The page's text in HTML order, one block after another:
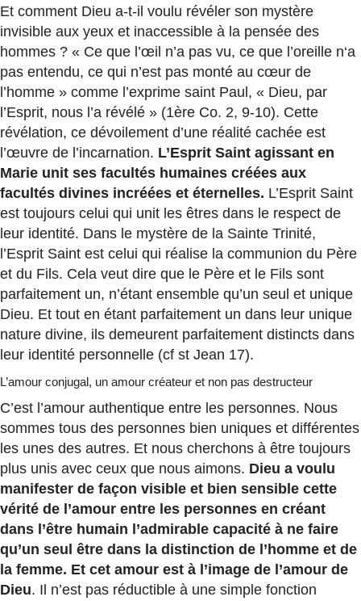
Et comment Dieu a-t-il voulu révéler son mystère
invisible aux yeux et inaccessible à la pensée des
hommes ? « Ce que l’œil n’a pas vu, ce que l’oreille n‘a
pas entendu, ce qui n’est pas monté au cœur de
l’homme » comme l’exprime saint Paul, « Dieu, par
l’Esprit, nous l’a révélé » (1ère Co. 2, 9-10). Cette
révélation, ce dévoilement d’une réalité cachée est
l’œuvre de l’incarnation. L’Esprit Saint agissant en
Marie unit ses facultés humaines créées aux
facultés divines incréées et éternelles. L’Esprit Saint
est toujours celui qui unit les êtres dans le respect de
leur identité. Dans le mystère de la Sainte Trinité,
l’Esprit Saint est celui qui réalise la communion du Père
et du Fils. Cela veut dire que le Père et le Fils sont
parfaitement un, n’étant ensemble qu’un seul et unique
Dieu. Et tout en étant parfaitement un dans leur unique
nature divine, ils demeurent parfaitement distincts dans
leur identité personnelle (cf st Jean 17).
L’amour conjugal, un amour créateur et non pas destructeur
C’est l’amour authentique entre les personnes. Nous
sommes tous des personnes bien uniques et différentes
les unes des autres. Et nous cherchons à être toujours
plus unis avec ceux que nous aimons. Dieu a voulu
manifester de façon visible et bien sensible cette
vérité de l’amour entre les personnes en créant
dans l’être humain l’admirable capacité à ne faire
qu’un seul être dans la distinction de l’homme et de
la femme. Et cet amour est à l’image de l’amour de
Dieu. Il n’est pas réductible à une simple fonction